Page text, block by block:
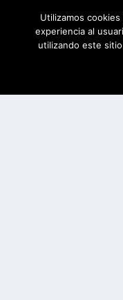
Utilizamos
experiencia al
utilizando este